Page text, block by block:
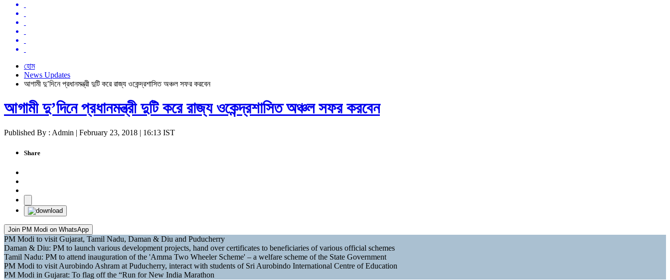
হোম
News Updates
আগামী দু’দিনে প্রধানমন্ত্রী দুটি করে রাজ্য ওকেন্দ্রশাসিত অঞ্চল সফর করবেন
আগামী দু’দিনে প্রধানমন্ত্রী দুটি করে রাজ্য ওকেন্দ্রশাসিত অঞ্চল সফর করবেন
Published By : Admin | February 23, 2018 | 16:13 IST
Share
Join PM Modi on WhatsApp
PM Modi to visit Gujarat, Tamil Nadu, Daman & Diu and Puducherry
Daman & Diu: PM to launch various development projects, hand over certificates to beneficiaries of various official schemes
Tamil Nadu: PM to attend inauguration of the 'Amma Two Wheeler Scheme' – a welfare scheme of the State Government
PM Modi to visit Aurobindo Ashram at Puducherry, interact with students of Sri Aurobindo International Centre of Education
PM Modi in Gujarat: To flag off the “Run for New India Marathon